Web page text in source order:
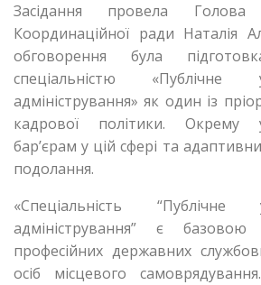
Засідання провела
Координаційної ради Наталія
обговорення була
спеціальністю «Публічне
адміністрування» як один із
кадрової політики. Окрему
бар’єрам у цій сфері та
подолання.
«Спеціальність
адміністрування” є
професійних державних
осіб місцевого